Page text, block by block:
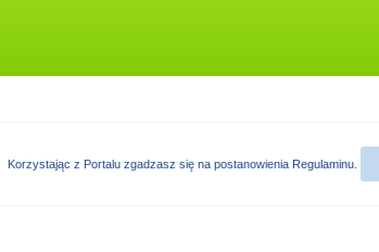
Korzystając z Portalu zgadzasz się na postanowienia Regulaminu